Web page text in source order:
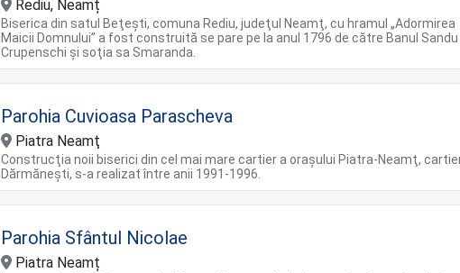
Rediu, Neamț
Biserica din satul Beţeşti, comuna Rediu, judeţul Neamţ, cu hramul „Adormirea
Maicii Domnului” a fost construită se pare pe la anul 1796 de către Banul Sandu
Crupenschi şi soţia sa Smaranda.
Parohia Cuvioasa Parascheva
Piatra Neamţ
Construcţia noii biserici din cel mai mare cartier a oraşului Piatra-Neamţ,
Dărmăneşti, s-a realizat între anii 1991-1996.
Parohia Sfântul Nicolae
Piatra Neamț